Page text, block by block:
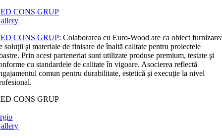
CONS GRUP
CONS GRUP: Colaborarea cu Euro-Wood are ca obiect
soluţii şi materiale de finisare de înaltă calitate pentru proiectele
Prin acest parteneriat sunt utilizate produse premium, testate şi
cu standardele de calitate în vigoare. Asocierea reflectă
comun pentru durabilitate, estetică şi execuţie la nivel
CONS GRUP